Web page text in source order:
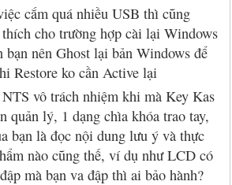
cắm quá nhiều USB thì cũng
cho trường hợp cài lại Windows
bạn nên Ghost lại bản Windows để
Restore ko cần Active lại
vô trách nhiệm khi mà Key Kas
quản lý, 1 dạng chìa khóa trao tay,
bạn là đọc nội dung lưu ý và thực
nào cũng thế, ví dụ như LCD có
mà bạn va đập thì ai bảo hành?